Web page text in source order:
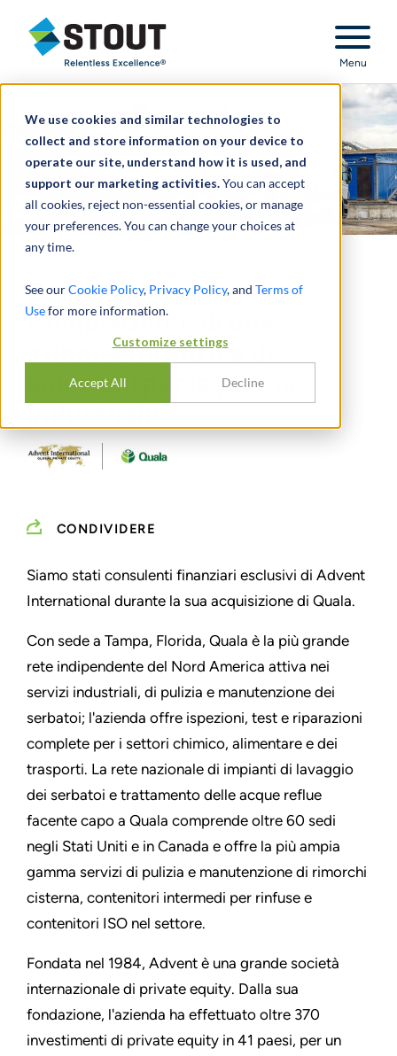
We use cookies and similar technologies to
collect and store information on your device to
operate our site, understand how it is used, and
support our marketing activities.You can accept
all cookies, reject non-essential cookies, or manage
your preferences. You can change your choices at
any time.
See ourCookie Policy, Privacy Policy, and Terms of
Usefor more information.
Customize settings
Accept All Decline
Stout Relentless Excellence
Menu
Consulenza per
l'acquisizione di una
azienda fornitrice di
soluzioni per la pulizia
CONDIVIDERE
Siamo stati consulenti finanziari esclusivi di Advent
International durante la sua acquisizione di Quala.
Con sede a Tampa, Florida, Quala è la più grande
rete indipendente del Nord America attiva nei
servizi industriali, di pulizia e manutenzione dei
serbatoi; l'azienda offre ispezioni, test e riparazioni
complete per i settori chimico, alimentare e dei
trasporti. La rete nazionale di impianti di lavaggio
dei serbatoi e trattamento delle acque reflue
facente capo a Quala comprende oltre 60 sedi
negli Stati Uniti e in Canada e offre la più ampia
gamma servizi di pulizia e manutenzione di rimorchi
cisterna, contenitori intermedi per rinfuse e
contenitori ISO nel settore.
Fondata nel 1984, Advent è una grande società
internazionale di private equity. Dalla sua
fondazione, l'azienda ha effettuato oltre 370
investimenti di private equity in 41 paesi, per un